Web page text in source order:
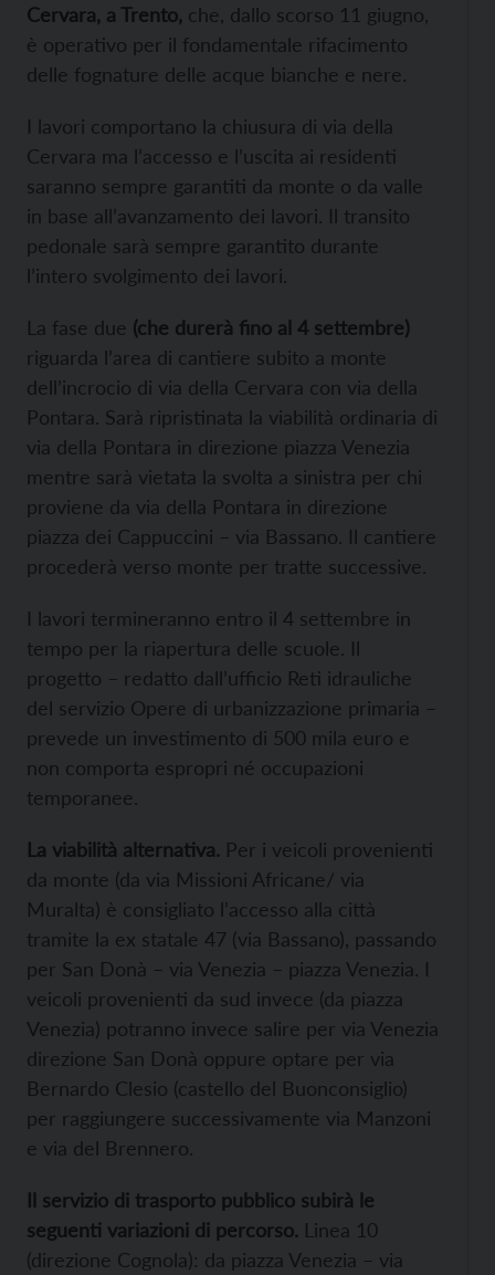
Cervara, a Trento, che, dallo scorso 11 giugno,
è operativo per il fondamentale rifacimento
delle fognature delle acque bianche e nere.
I lavori comportano la chiusura di via della
Cervara ma l’accesso e l’uscita ai residenti
saranno sempre garantiti da monte o da valle
in base all’avanzamento dei lavori. Il transito
pedonale sarà sempre garantito durante
l’intero svolgimento dei lavori.
La fase due (che durerà fino al 4 settembre)
riguarda l’area di cantiere subito a monte
dell’incrocio di via della Cervara con via della
Pontara. Sarà ripristinata la viabilità ordinaria di
via della Pontara in direzione piazza Venezia
mentre sarà vietata la svolta a sinistra per chi
proviene da via della Pontara in direzione
piazza dei Cappuccini – via Bassano. Il cantiere
procederà verso monte per tratte successive.
I lavori termineranno entro il 4 settembre in
tempo per la riapertura delle scuole. Il
progetto – redatto dall’ufficio Reti idrauliche
del servizio Opere di urbanizzazione primaria –
prevede un investimento di 500 mila euro e
non comporta espropri né occupazioni
temporanee.
La viabilità alternativa. Per i veicoli provenienti
da monte (da via Missioni Africane/ via
Muralta) è consigliato l’accesso alla città
tramite la ex statale 47 (via Bassano), passando
per San Donà – via Venezia – piazza Venezia. I
veicoli provenienti da sud invece (da piazza
Venezia) potranno invece salire per via Venezia
direzione San Donà oppure optare per via
Bernardo Clesio (castello del Buonconsiglio)
per raggiungere successivamente via Manzoni
e via del Brennero.
Il servizio di trasporto pubblico subirà le
seguenti variazioni di percorso. Linea 10
(direzione Cognola): da piazza Venezia – via